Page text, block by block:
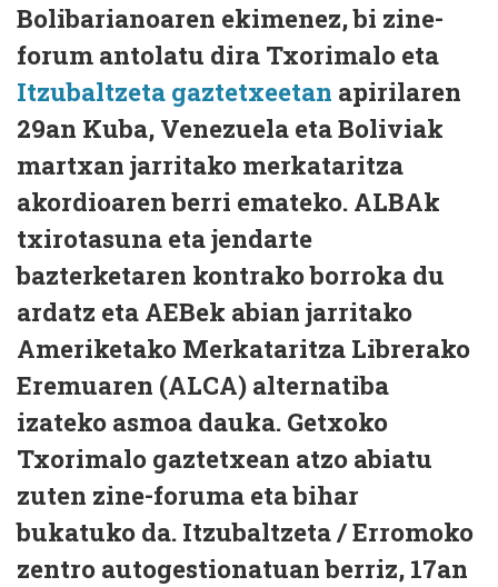
Bolibarianoaren ekimenez, bi zine-
forum antolatu dira Txorimalo eta
Itzubaltzeta gaztetxeetan apirilaren
29an Kuba, Venezuela eta Boliviak
martxan jarritako merkataritza
akordioaren berri emateko. ALBAk
txirotasuna eta jendarte
bazterketaren kontrako borroka du
ardatz eta AEBek abian jarritako
Ameriketako Merkataritza Librerako
Eremuaren (ALCA) alternatiba
izateko asmoa dauka. Getxoko
Txorimalo gaztetxean atzo abiatu
zuten zine-foruma eta bihar
bukatuko da. Itzubaltzeta / Erromoko
zentro autogestionatuan berriz, 17an